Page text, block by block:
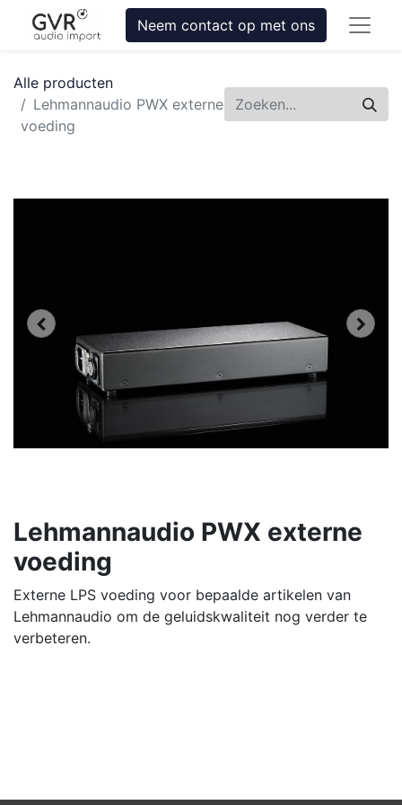
Neem contact op met ons
Alle producten
Lehmannaudio PWX externe
voeding
Lehmannaudio PWX externe
voeding
Externe LPS voeding voor bepaalde artikelen van
Lehmannaudio om de geluidskwaliteit nog verder te
verbeteren.